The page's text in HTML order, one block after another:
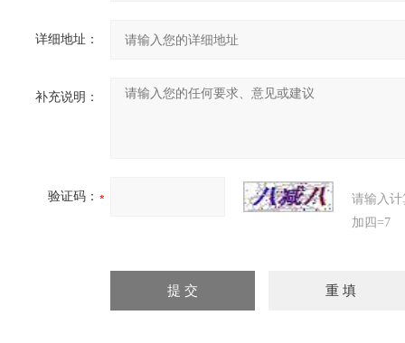
详细地址：
补充说明：
验证码：
请输入
加四=7